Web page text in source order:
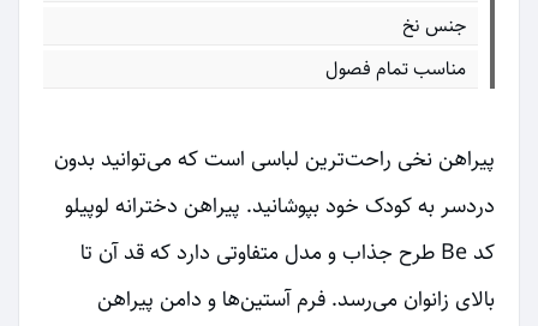
جنس نخ
مناسب تمام فصول
پیراهن نخی راحت‌ترین لباسی است که می‌توانید بدون
دردسر به کودک خود بپوشانید. پیراهن دخترانه لوپیلو
کد Be طرح جذاب و مدل متفاوتی دارد که قد آن تا
بالای زانوان می‌رسد. فرم آستین‌ها و دامن پیراهن